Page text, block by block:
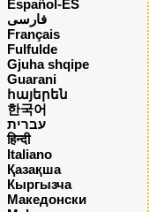
Español-ES
فارسی
Français
Fulfulde
Gjuha shqipe
Guarani
հայերեն
한국어
עברית
हिन्दी
Italiano
Қазақша
Кыргызча
Македонски